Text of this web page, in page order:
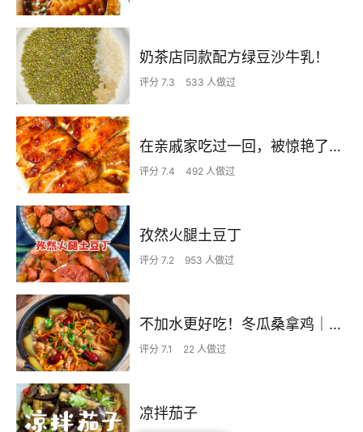
奶茶店同款配方绿豆沙牛乳！
评分 7.3 533 人做过
在亲戚家吃过一回，被惊艳了…
评分 7.4 492 人做过
孜然火腿土豆丁
评分 7.2 953 人做过
不加水更好吃！冬瓜桑拿鸡｜原汁原味超鲜美
评分 7.1 22 人做过
凉拌茄子